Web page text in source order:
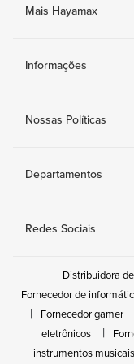
Mais Hayamax
Informações
Nossas Políticas
Departamentos
Redes Sociais
Distribuidora
Fornecedor de
Fornecedor gamer
eletrônicos
instrumentos musicais